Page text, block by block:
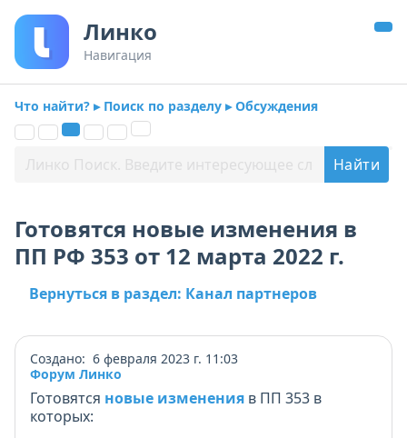
Линко
Навигация
Что найти? ▸ Поиск по разделу ▸ Обсуждения
Готовятся новые изменения в
ПП РФ 353 от 12 марта 2022 г.
Вернуться в раздел: Канал партнеров
Создано: 6 февраля 2023 г. 11:03
Форум Линко
Готовятся новые изменения в ПП 353 в
которых: